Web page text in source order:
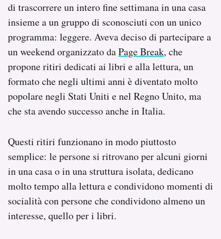
Newsletter
Notifiche mobile
Regala il Post
Hai bisogno di aiuto?
Esci
di trascorrere un intero fine settimana in una casa
insieme a un gruppo di sconosciuti con un unico
programma: leggere. Aveva deciso di partecipare a
un weekend organizzato daPage Break, che
propone ritiri dedicati ai libri e alla lettura, un
formato che negli ultimi anni è diventato molto
popolare negli Stati Uniti e nel Regno Unito, ma
che sta avendo successo anche in Italia.
Questi ritiri funzionano in modo piuttosto
semplice: le persone si ritrovano per alcuni giorni
in una casa o in una struttura isolata, dedicano
molto tempo alla lettura e condividono momenti di
socialità con persone che condividono almeno un
interesse, quello per i libri.